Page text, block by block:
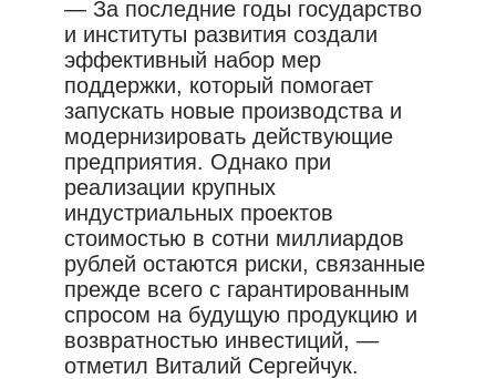
— За последние годы государство
и институты развития создали
эффективный набор мер
поддержки, который помогает
запускать новые производства и
модернизировать действующие
предприятия. Однако при
реализации крупных
индустриальных проектов
стоимостью в сотни миллиардов
рублей остаются риски, связанные
прежде всего с гарантированным
спросом на будущую продукцию и
возвратностью инвестиций, —
отметил Виталий Сергейчук.